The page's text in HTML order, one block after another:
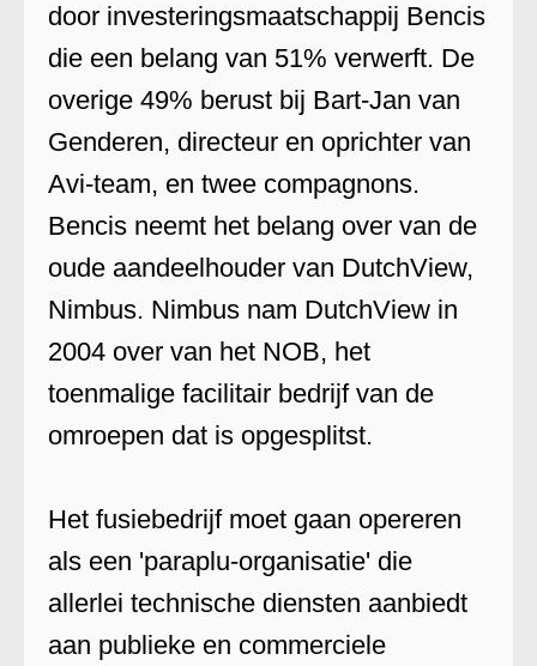
door investeringsmaatschappij Bencis
die een belang van 51% verwerft. De
overige 49% berust bij Bart-Jan van
Genderen, directeur en oprichter van
Avi-team, en twee compagnons.
Bencis neemt het belang over van de
oude aandeelhouder van DutchView,
Nimbus. Nimbus nam DutchView in
2004 over van het NOB, het
toenmalige facilitair bedrijf van de
omroepen dat is opgesplitst.
Het fusiebedrijf moet gaan opereren
als een 'paraplu-organisatie' die
allerlei technische diensten aanbiedt
aan publieke en commerciele